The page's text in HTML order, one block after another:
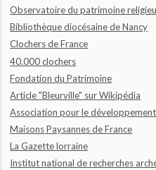
Observatoire du patrimoine
Bibliothèque diocésaine de Nancy
Clochers de France
40.000 clochers
Fondation du Patrimoine
Article "Bleurville" sur Wikipédia
Association pour le
Maisons Paysannes de France
La Gazette lorraine
Institut national de recherches